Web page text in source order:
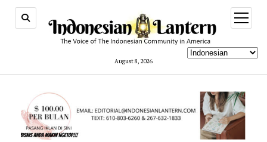
August 8, 2026
open
menu